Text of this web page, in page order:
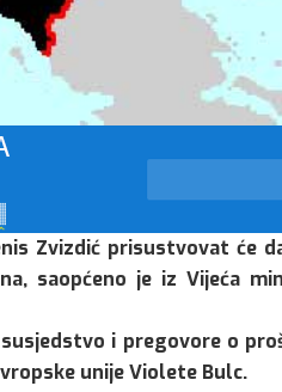
Zvizdić prisustvovat će
saopćeno je iz Vijeća
i pregovore o
unije Violete Bulc.